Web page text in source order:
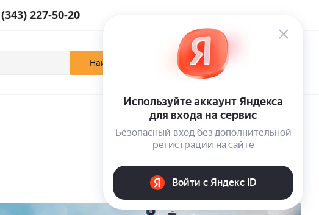
227-50-20
Отложенные
Кабинет